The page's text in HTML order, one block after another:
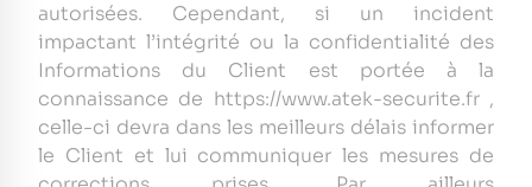
autorisées. Cependant, si un incident
impactant l’intégrité ou la confidentialité des
Informations du Client est portée à la
connaissance de https://www.atek-securite.fr ,
celle-ci devra dans les meilleurs délais informer
le Client et lui communiquer les mesures de